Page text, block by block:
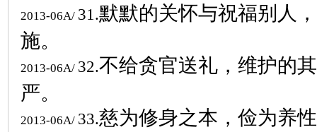
2013-06A/ 31.默默的关怀与祝福别人
施。
2013-06A/ 32.不给贪官送礼，维护的
严。
2013-06A/ 33.慈为修身之本，俭为养